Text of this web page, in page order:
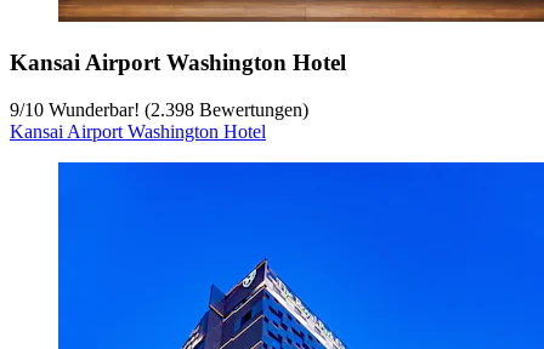
Kansai Airport Washington Hotel
9/10 Wunderbar! (2.398 Bewertungen)
Kansai Airport Washington Hotel